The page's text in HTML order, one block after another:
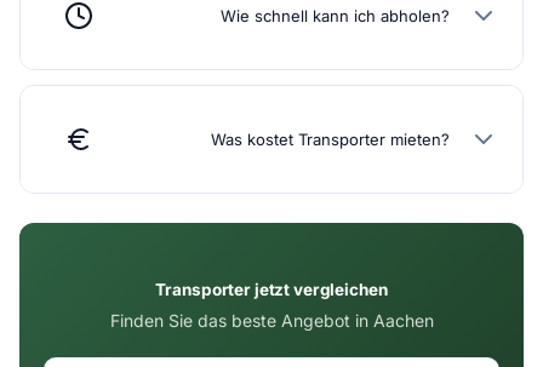
Wie schnell kann ich abholen?
Was kostet Transporter mieten?
Transporter jetzt vergleichen
Finden Sie das beste Angebot in Aachen